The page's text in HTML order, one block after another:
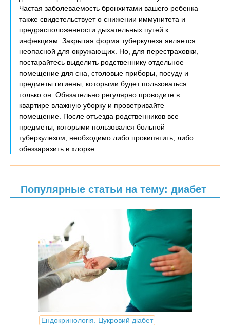
Частая заболеваемость бронхитами вашего ребенка
также свидетельствует о снижении иммунитета и
предрасположенности дыхательных путей к
инфекциям. Закрытая форма туберкулеза является
неопасной для окружающих. Но, для перестраховки,
постарайтесь выделить родственнику отдельное
помещение для сна, столовые приборы, посуду и
предметы гигиены, которыми будет пользоваться
только он. Обязательно регулярно проводите в
квартире влажную уборку и проветривайте
помещение. После отъезда родственников все
предметы, которыми пользовался больной
туберкулезом, необходимо либо прокипятить, либо
обеззаразить в хлорке.
Популярные статьи на тему: диабет
Ендокринологія. Цукровий діабет